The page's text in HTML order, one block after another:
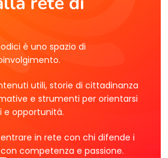
è uno spazio di
utili, storie di cittadinanza
e strumenti per orientarsi
e opportunità.
in rete con chi difende i
competenza e passione.